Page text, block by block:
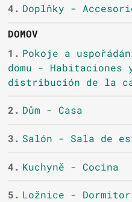
4. Doplňky -
DOMOV
1. Pokoje a
domu - Habitaciones
distribución de la
2. Dům - Casa
3. Salón - Sala de
4. Kuchyně - Cocina
5. Ložnice -